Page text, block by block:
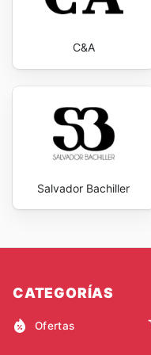
C&A
Salvador Bachiller
CATEGORÍAS
Ofertas